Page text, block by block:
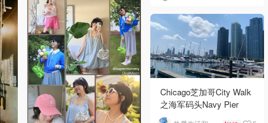
Chicago芝加哥City Walk
之海军码头Navy Pier